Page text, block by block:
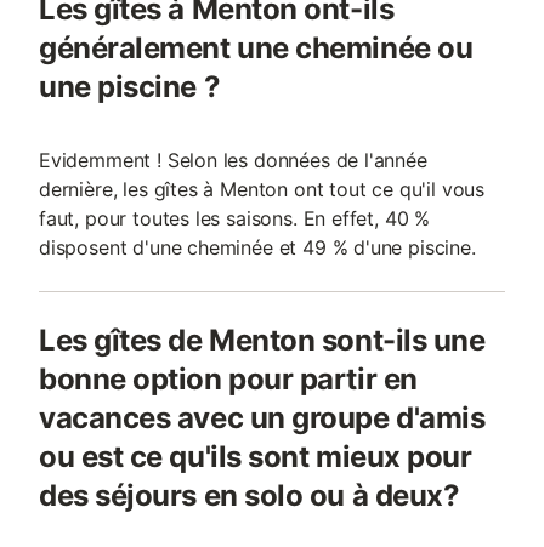
Les gîtes à Menton ont-ils
généralement une cheminée ou
une piscine ?
Evidemment ! Selon les données de l'année
dernière, les gîtes à Menton ont tout ce qu'il vous
faut, pour toutes les saisons. En effet, 40 %
disposent d'une cheminée et 49 % d'une piscine.
Les gîtes de Menton sont-ils une
bonne option pour partir en
vacances avec un groupe d'amis
ou est ce qu'ils sont mieux pour
des séjours en solo ou à deux?